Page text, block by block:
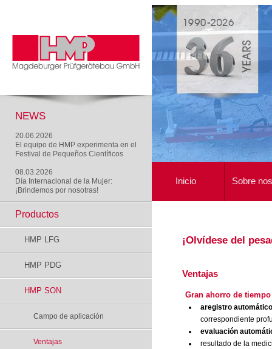
NEWS
20.06.2026
El equipo de HMP experimenta en el
Festival de Pequeños Científicos
08.03.2026
Día Internacional de la Mujer:
¡Brindemos por nosotras!
Inicio Sobre
Productos
HMP LFG
HMP PDG
HMP SON
Campo de aplicación
Ventajas
¡Olvídese del
Ventajas
Gran ahorro de
aregistro automático
correspondiente
evaluación
resultado de la